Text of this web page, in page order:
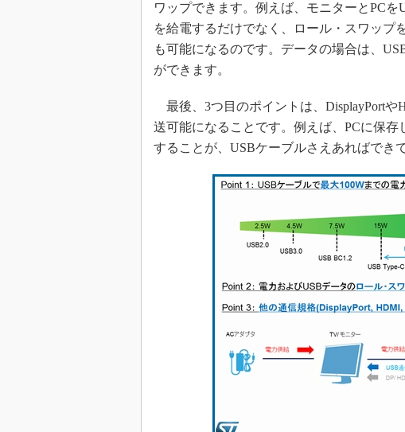
IoT時代の無線規格を知る【Z-Wave
編】
ワップできます。例えば、モニターとPC
を給電するだけでなく、ロール・スワップ
も可能になるのです。データの場合は、
ができます。
最後、3つ目のポイントは、DisplayPort
送可能になることです。例えば、PCに保存
することが、USBケーブルさえあればでき